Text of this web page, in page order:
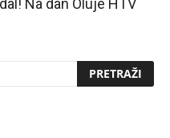
Na dan Oluje HTV